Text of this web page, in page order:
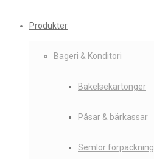
Produkter
Bageri & Konditori
Bakelsekartonger
Påsar & bärkassar
Semlor förpackning